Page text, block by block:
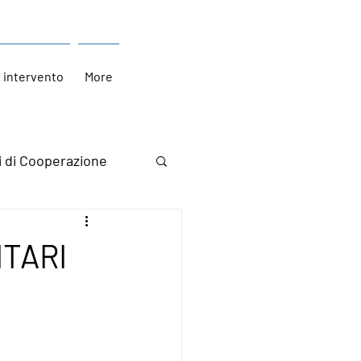
intervento More
Cooperazione